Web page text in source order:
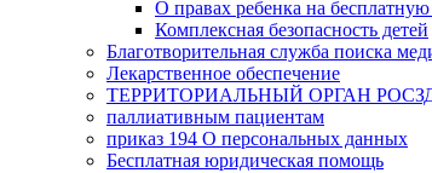
О правах ребенка на
Комплексная безопасность детей
Благотворительная служба поиска
Лекарственное обеспечение
ТЕРРИТОРИАЛЬНЫЙ ОРГАН
паллиативным пациентам
приказ 194 О персональных данных
Бесплатная юридическая помощь